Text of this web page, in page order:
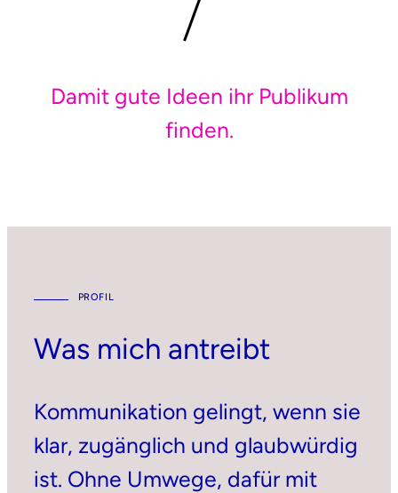
Damit gute Ideen ihr Publikum
finden.
PROFIL
Was mich antreibt
Kommunikation gelingt, wenn sie
klar, zugänglich und glaubwürdig
ist. Ohne Umwege, dafür mit